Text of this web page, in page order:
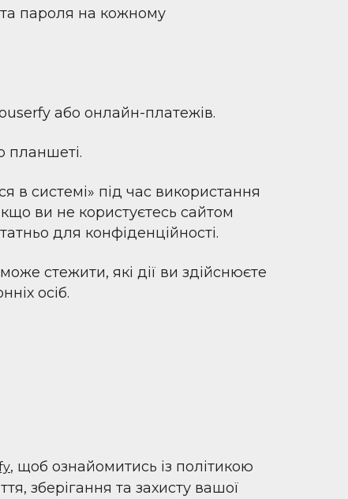
та пароля на кожному
або онлайн-платежів.
планшеті.
в системі» під час використання
ви не користуєтесь сайтом
для конфіденційності.
стежити, які дії ви здійснюєте
осіб.
, щоб ознайомитись із політикою
зберігання та захисту вашої